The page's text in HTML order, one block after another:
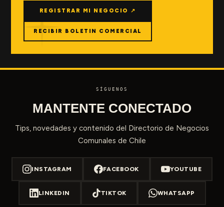
REGISTRAR MI NEGOCIO ↗
RECIBIR BOLETIN COMERCIAL
SÍGUENOS
MANTENTE CONECTADO
Tips, novedades y contenido del Directorio de Negocios
Comunales de Chile
INSTAGRAM FACEBOOK YOUTUBE
LINKEDIN TIKTOK WHATSAPP